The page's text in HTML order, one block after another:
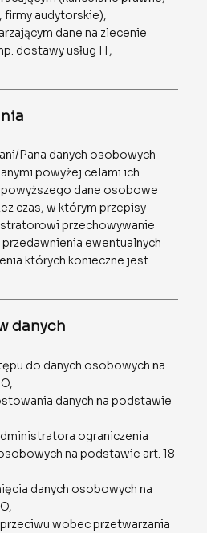
audytorskie),
dane na zlecenie
dostawy usług IT,
Pana danych osobowych
powyżej celami ich
dane osobowe
czas, w którym przepisy
przechowywanie
ewentualnych
których konieczne jest
danych
do danych osobowych na
danych na podstawie
ograniczenia
na podstawie art. 18
danych osobowych na
wobec przetwarzania